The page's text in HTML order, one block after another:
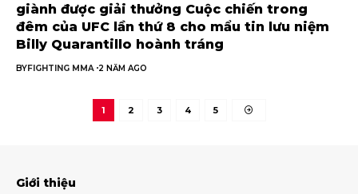
giành được giải thưởng Cuộc chiến trong
đêm của UFC lần thứ 8 cho mẩu tin lưu niệm
Billy Quarantillo hoành tráng
BYFIGHTING MMA 2 NĂM AGO
1 2 3 4 5
Giới thiệu